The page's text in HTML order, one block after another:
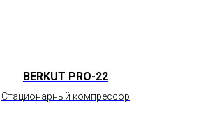
BERKUT PRO-22
Стационарный компрессор